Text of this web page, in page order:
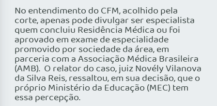
No entendimento do CFM, acolhido pela
corte, apenas pode divulgar ser especialista
quem concluiu Residência Médica ou foi
aprovado em exame de especialidade
promovido por sociedade da área, em
parceria com a Associação Médica Brasileira
(AMB). O relator do caso, juiz Novély Vilanova
da Silva Reis, ressaltou, em sua decisão, que o
próprio Ministério da Educação (MEC) tem
essa percepção.